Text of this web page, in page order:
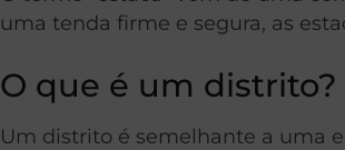
uma tenda firme e segura, as
O que é um distrito?
Um distrito é semelhante a uma